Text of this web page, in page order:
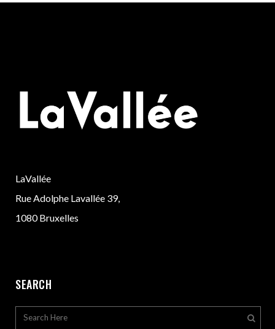
LaVallée
Rue Adolphe Lavallée 39,
1080 Bruxelles
SEARCH